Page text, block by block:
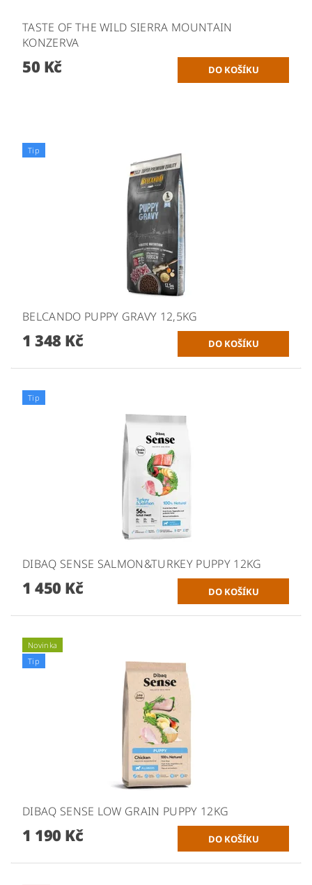
TASTE OF THE WILD SIERRA MOUNTAIN
KONZERVA
50 Kč
Tip
BELCANDO PUPPY GRAVY 12,5KG
1 348 Kč
Tip
DIBAQ SENSE SALMON&TURKEY PUPPY 12KG
1 450 Kč
Novinka
Tip
DIBAQ SENSE LOW GRAIN PUPPY 12KG
1 190 Kč